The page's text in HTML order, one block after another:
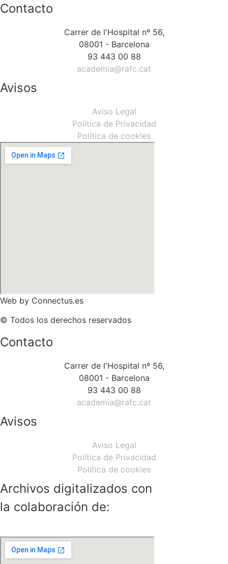
Contacto
Carrer de l'Hospital nº 56,
08001 - Barcelona
93 443 00 88
academia@rafc.cat
Avisos
Aviso Legal
Política de Privacidad
Política de cookies
Web by Connectus.es
© Todos los derechos reservados
Contacto
Carrer de l'Hospital nº 56,
08001 - Barcelona
93 443 00 88
academia@rafc.cat
Avisos
Aviso Legal
Política de Privacidad
Política de cookies
Archivos digitalizados con
la colaboración de: